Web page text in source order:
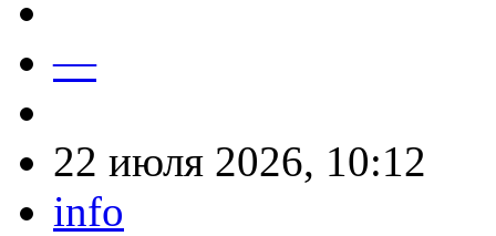
—
22 июля 2026, 10:12
info